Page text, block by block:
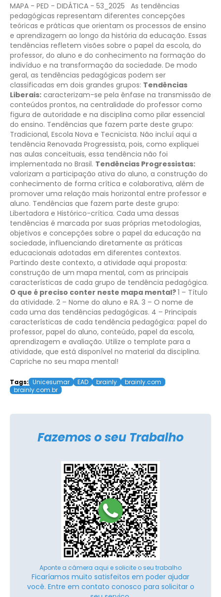
MAPA - PED - DIDÁTICA - 53_2025
As tendências
pedagógicas representam diferentes concepções
teóricas e práticas que orientam os processos de ensino
e aprendizagem ao longo da história da educação. Essas
tendências refletem visões sobre o papel da escola, do
professor, do aluno e do conhecimento na formação do
indivíduo e na transformação da sociedade. De modo
geral, as tendências pedagógicas podem ser
classificadas em dois grandes grupos: Tendências
Liberais: caracterizam-se pela ênfase na transmissão de
conteúdos prontos, na centralidade do professor como
figura de autoridade e na disciplina como pilar essencial
do ensino. Tendências que fazem parte deste grupo:
Tradicional, Escola Nova e Tecnicista. Não incluí aqui a
tendência Renovada Progressista, pois, como expliquei
nas aulas conceituais, essa tendência não foi
implementada no Brasil. Tendências Progressistas:
valorizam a participação ativa do aluno, a construção do
conhecimento de forma crítica e colaborativa, além de
promover uma relação mais horizontal entre professor e
aluno. Tendências que fazem parte deste grupo:
Libertadora e Histórico-crítica. Cada uma dessas
tendências é marcada por suas próprias metodologias,
objetivos e concepções sobre o papel da educação na
sociedade, influenciando diretamente as práticas
educacionais adotadas em diferentes contextos.
Partindo deste contexto, a atividade aqui proposta:
construção de um mapa mental, com as principais
características de cada grupo de tendência pedagógica.
O que é preciso conter neste mapa mental?1 – Título
da atividade. 2 – Nome do aluno e RA. 3 – O nome de
cada uma das tendências pedagógicas. 4 – Principais
características de cada tendência pedagógica: papel do
professor, papel do aluno, conteúdo, papel da escola,
aprendizagem e avaliação. Utilize o template para a
atividade, que está disponível no material da disciplina.
Capriche no seu mapa mental!
Tags: Unicesumar EAD brainly
brainly.com
brainly.com.br
Fazemos o seu Trabalho
Aponte a câmera aqui e solicite o seu trabalho
Ficaríamos muito satisfeitos em poder ajudar
você. Entre em contato conosco para solicitar o